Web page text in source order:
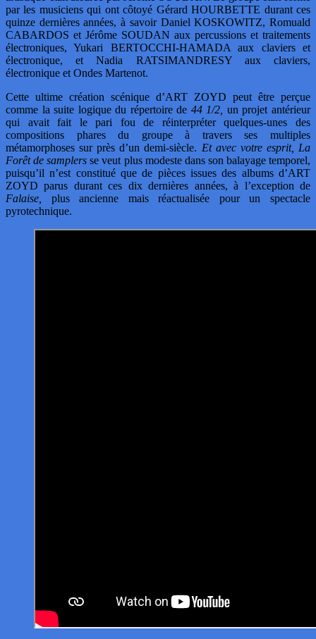
par les musiciens qui ont côtoyé Gérard HOURBETTE durant ces
quinze dernières années, à savoir Daniel KOSKOWITZ, Romuald
CABARDOS et Jérôme SOUDAN aux percussions et traitements
électroniques, Yukari BERTOCCHI-HAMADA aux claviers et
électronique, et Nadia RATSIMANDRESY aux claviers,
électronique et Ondes Martenot.
Cette ultime création scénique d’ART ZOYD peut être perçue
comme la suite logique du répertoire de 44 1/2, un projet antérieur
qui avait fait le pari fou de réinterpréter quelques-unes des
compositions phares du groupe à travers ses multiples
métamorphoses sur près d’un demi-siècle. Et avec votre esprit, La
Forêt de samplers se veut plus modeste dans son balayage temporel,
puisqu’il n’est constitué que de pièces issues des albums d’ART
ZOYD parus durant ces dix dernières années, à l’exception de
Falaise,
plus ancienne mais réactualisée pour un spectacle
pyrotechnique.